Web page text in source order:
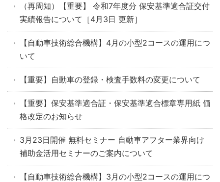
（再周知）【重要】 令和7年度分 保安基準適合証交付
実績報告について［4月3日 更新］
【自動車技術総合機構】4月の小型2コースの運用につ
いて
【重要】自動車の登録・検査手数料の変更について
【重要】保安基準適合証・保安基準適合標章専用紙 価
格改定のお知らせ
3月23日開催 無料セミナー 自動車アフター業界向け
補助金活用セミナーのご案内について
【自動車技術総合機構】3月の小型2コースの運用につ